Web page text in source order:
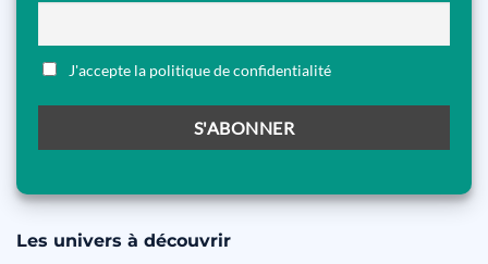
J'accepte la politique de confidentialité
Les univers à découvrir